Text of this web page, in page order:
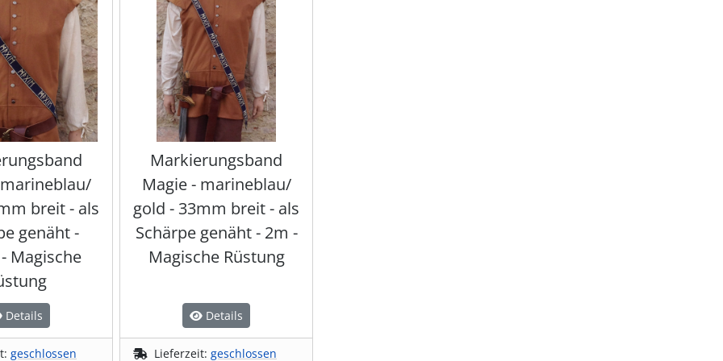
breit - als
genäht -
Magische
Details
geschlossen
Markierungsband
Magie - marineblau/
gold - 33mm breit - als
Schärpe genäht - 2m -
Magische Rüstung
Details
Lieferzeit: geschlossen